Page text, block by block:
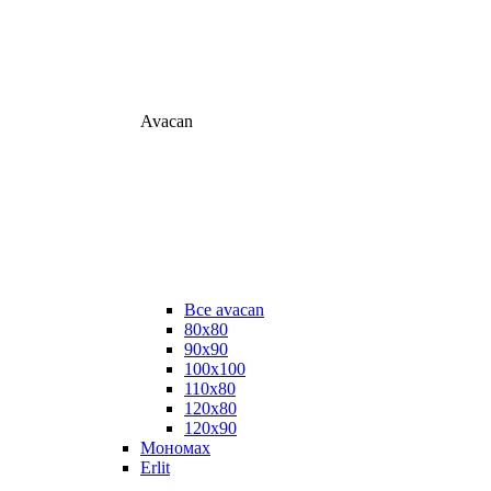
Avacan
Все avacan
80х80
90х90
100х100
110х80
120х80
120х90
Мономах
Erlit